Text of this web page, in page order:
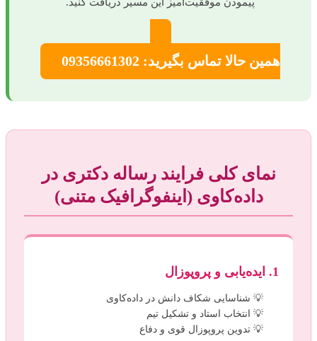
همین حالا تماس بگیرید: 09356661302
نمای کلی فرایند رساله دکتری در
داده‌کاوی (اینفوگرافیک متنی)
شناسایی شکاف دانش در داده‌کاوی
انتخاب استاد و تشکیل تیم
تدوین پروپوزال قوی و دفاع